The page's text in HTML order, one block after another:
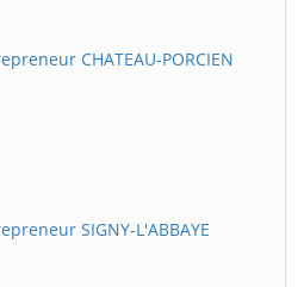
CHATEAU-PORCIEN
SIGNY-L'ABBAYE